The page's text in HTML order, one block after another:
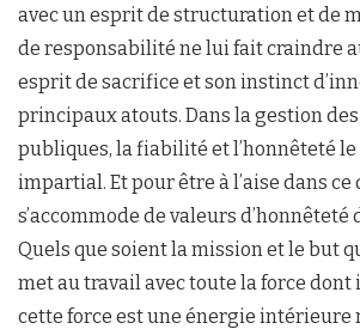
avec un esprit de structuration et de
de responsabilité ne lui fait craindre
esprit de sacrifice et son instinct
principaux atouts. Dans la gestion
publiques, la fiabilité et l’honnêteté
impartial. Et pour être à l’aise dans ce
s’accommode de valeurs d’honnêteté
Quels que soient la mission et le but
met au travail avec toute la force dont
cette force est une énergie intérieure